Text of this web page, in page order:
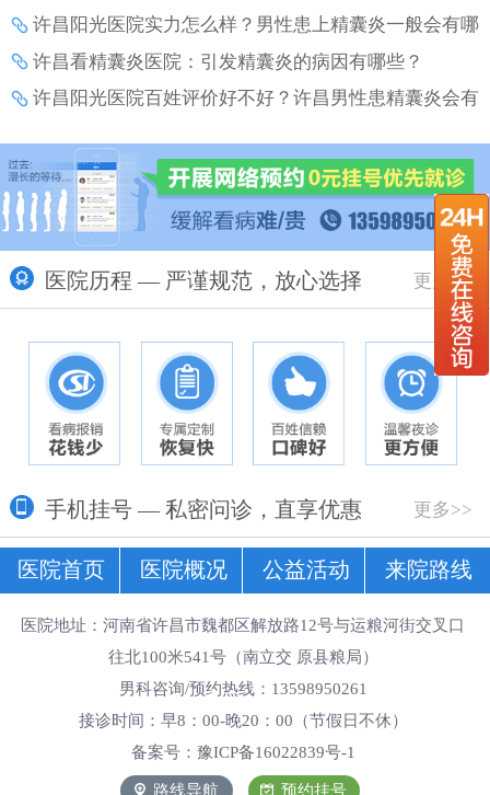
囊炎？
许昌阳光医院实力怎么样？男性患上精囊炎一般会有哪
些危害产生？
许昌看精囊炎医院：引发精囊炎的病因有哪些？
许昌阳光医院百姓评价好不好？许昌男性患精囊炎会有
医院历程 — 严谨规范，放心选择 更多>>
手机挂号 — 私密问诊，直享优惠 更多>>
医院首页 医院概况 公益活动 来院路线
医院地址：河南省许昌市魏都区解放路12号与运粮河街交叉口
往北100米541号（南立交 原县粮局）
男科咨询/预约热线：13598950261
接诊时间：早8：00-晚20：00（节假日不休）
备案号： 豫ICP备16022839号-1
路线导航 预约挂号